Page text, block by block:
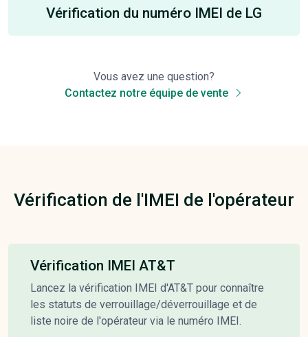
Vérification du numéro IMEI de LG
Vous avez une question?
Contactez notre équipe de vente
Vérification de l'IMEI de l'opérateur
Vérification IMEI AT&T
Lancez la vérification IMEI d'AT&T pour connaître
les statuts de verrouillage/déverrouillage et de
liste noire de l'opérateur via le numéro IMEI.